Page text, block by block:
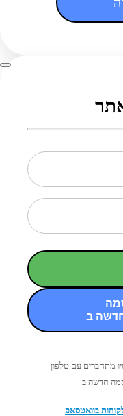
בוואטסאפ